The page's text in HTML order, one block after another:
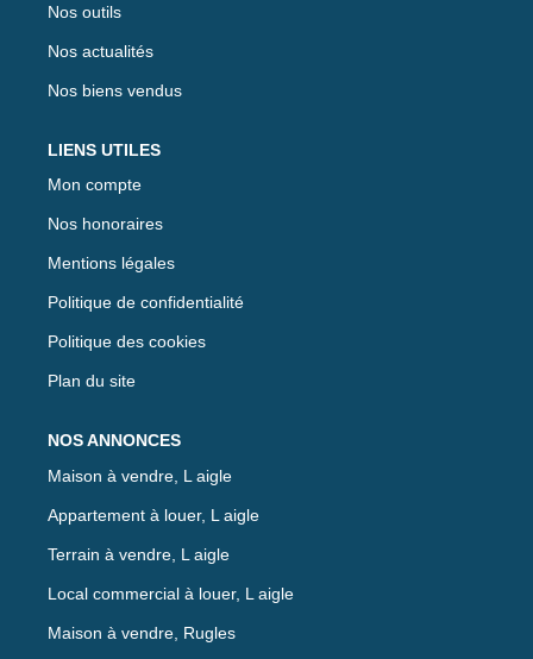
Nos outils
Nos actualités
Nos biens vendus
LIENS UTILES
Mon compte
Nos honoraires
Mentions légales
Politique de confidentialité
Politique des cookies
Plan du site
NOS ANNONCES
Maison à vendre, L aigle
Appartement à louer, L aigle
Terrain à vendre, L aigle
Local commercial à louer, L aigle
Maison à vendre, Rugles